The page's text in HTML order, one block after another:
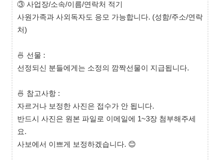
③ 사업장/소속/이름/연락처 적기
사원가족과 사외독자도 응모 가능합니다. (성함/주소/연락
처)
🍜 선물 :
선정되신 분들에게는 소정의 깜짝선물이 지급됩니다.
🍜 참고사항 :
자르거나 보정한 사진은 접수가 안 됩니다.
반드시 사진은 원본 파일로 이메일에 1~3장 첨부해주세
요.
사보에서 이쁘게 보정하겠습니다. 😊